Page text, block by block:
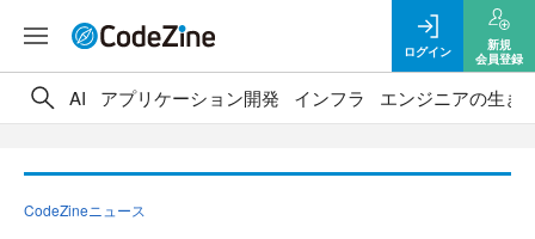
ログイン
新規
会員登録
AI アプリケーション開発 インフラ エンジニアの生き
CodeZineニュース